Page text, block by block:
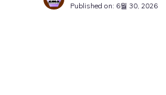
Published on: 6월 30, 2026